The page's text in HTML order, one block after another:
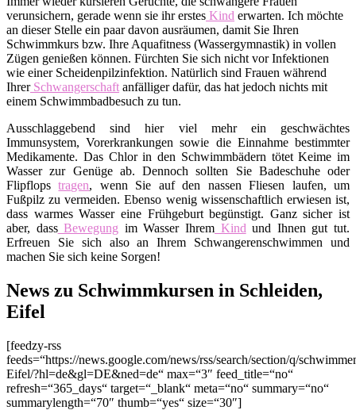
verunsichern, gerade wenn sie ihr erstes Kind erwarten. Ich möchte
an dieser Stelle ein paar davon ausräumen, damit Sie Ihren
Schwimmkurs bzw. Ihre Aquafitness (Wassergymnastik) in vollen
Zügen genießen können. Fürchten Sie sich nicht vor Infektionen
wie einer Scheidenpilzinfektion. Natürlich sind Frauen während
IhrerSchwangerschaft anfälliger dafür, das hat jedoch nichts mit
einem Schwimmbadbesuch zu tun.
Ausschlaggebend sind hier viel mehr ein geschwächtes
Immunsystem, Vorerkrankungen sowie die Einnahme bestimmter
Medikamente. Das Chlor in den Schwimmbädern tötet Keime im
Wasser zur Genüge ab. Dennoch sollten Sie Badeschuhe oder
Flipflopstragen, wenn Sie auf den nassen Fliesen laufen, um
Fußpilz zu vermeiden. Ebenso wenig wissenschaftlich erwiesen ist,
dass warmes Wasser eine Frühgeburt begünstigt. Ganz sicher ist
aber, dassBewegung im Wasser Ihrem Kind und Ihnen gut tut.
Erfreuen Sie sich also an Ihrem Schwangerenschwimmen und
machen Sie sich keine Sorgen!
News zu Schwimmkursen in Schleiden,
Eifel
[feedzy-rss
feeds=“https://news.google.com/news/rss/search/section/q/
Eifel/?hl=de&gl=DE&ned=de“ max=“3″ feed_title=“no“
refresh=“365_days“ target=“_blank“ meta=“no“ summary=“no“
summarylength=“70″ thumb=“yes“ size=“30″]